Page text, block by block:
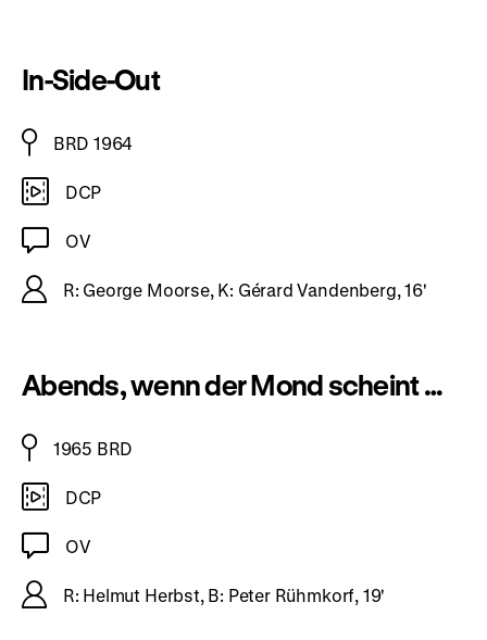
In-Side-Out
BRD 1964
DCP
OV
R: George Moorse, K: Gérard Vandenberg, 16'
Abends, wenn der Mond scheint …
1965 BRD
DCP
OV
R: Helmut Herbst, B: Peter Rühmkorf, 19'